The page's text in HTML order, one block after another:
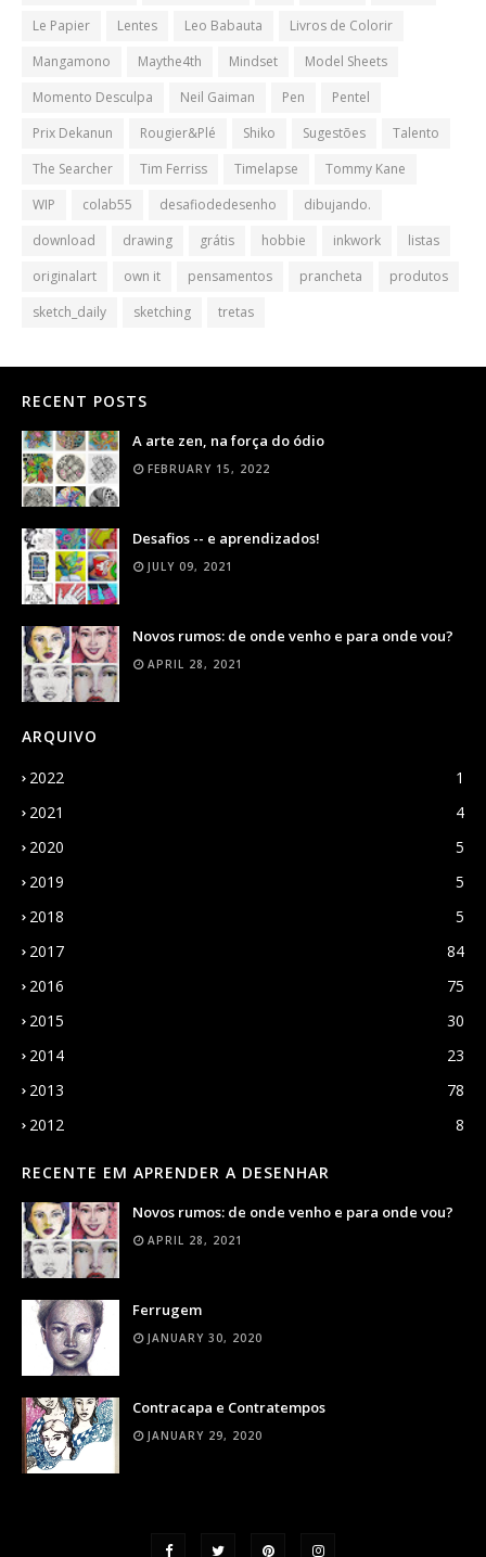
Le Papier
Lentes Leo Babauta
Livros de Colorir
Mangamono
Maythe4th Mindset
Model Sheets
Momento Desculpa
Neil Gaiman Pen
Pentel
Prix Dekanun
Rougier&Plé Shiko Sugestões
Talento
The Searcher
Tim Ferriss Timelapse
Tommy Kane
WIP
colab55 desafiodedesenho
dibujando.
download
drawing grátis hobbie inkwork
listas
originalart
own it pensamentos prancheta
produtos
sketch_daily
sketching tretas
RECENT POSTS
A arte zen, na força do ódio
FEBRUARY 15, 2022
Desafios -- e aprendizados!
JULY 09, 2021
Novos rumos: de onde venho e para onde vou?
APRIL 28, 2021
ARQUIVO
2022
1
2021
4
2020
5
2019
5
2018
5
2017
84
2016
75
2015
30
2014
23
2013
78
2012
8
RECENTE EM APRENDER A DESENHAR
Novos rumos: de onde venho e para onde vou?
APRIL 28, 2021
Ferrugem
JANUARY 30, 2020
Contracapa e Contratempos
JANUARY 29, 2020